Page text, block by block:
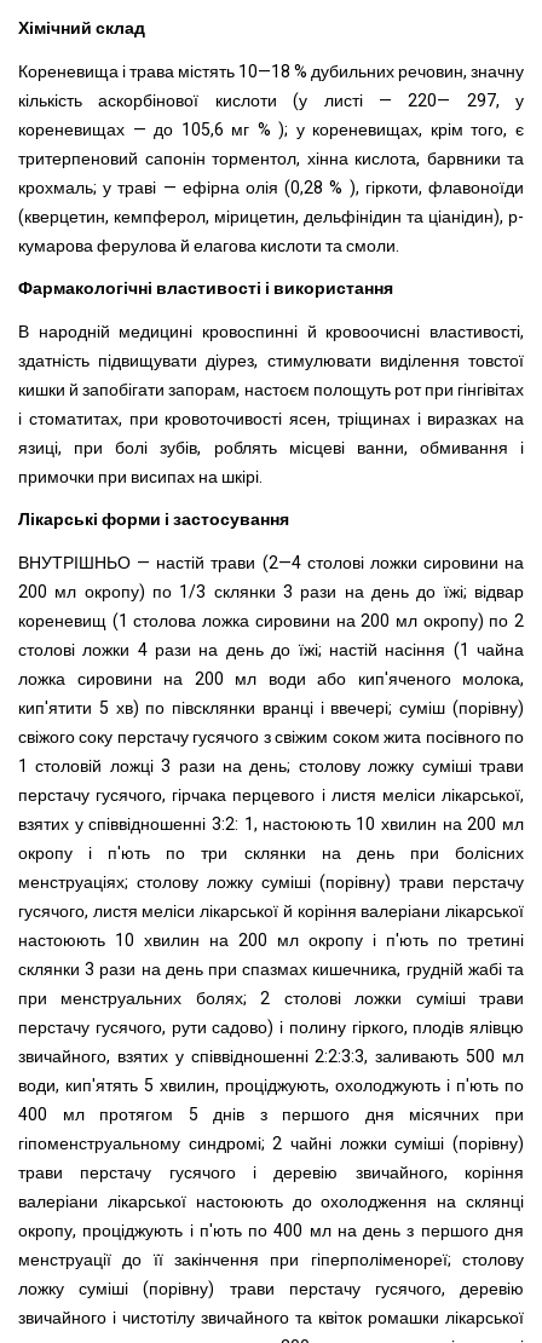
Хімічний склад
Кореневища і трава містять 10—18 % дубильних речовин, значну
кількість аскорбінової кислоти (у листі — 220— 297, у
кореневищах — до 105,6 мг % ); у кореневищах, крім того, є
тритерпеновий сапонін торментол, хінна кислота, барвники та
крохмаль; у траві — ефірна олія (0,28 % ), гіркоти, флавоноїди
(кверцетин, кемпферол, мірицетин, дельфінідин та ціанідин), р-
кумарова ферулова й елагова кислоти та смоли.
Фармакологічні властивості і використання
В народній медицині кровоспинні й кровоочисні властивості,
здатність підвищувати діурез, стимулювати виділення товстої
кишки й запобігати запорам, настоєм полощуть рот при гінгівітах
і стоматитах, при кровоточивості ясен, тріщинах і виразках на
язиці, при болі зубів, роблять місцеві ванни, обмивання і
примочки при висипах на шкірі.
Лікарські форми і застосування
ВНУТРІШНЬО — настій трави (2—4 столові ложки сировини на
200 мл окропу) по 1/3 склянки 3 рази на день до їжі; відвар
кореневищ (1 столова ложка сировини на 200 мл окропу) по 2
столові ложки 4 рази на день до їжі; настій насіння (1 чайна
ложка сировини на 200 мл води або кип'яченого молока,
кип'ятити 5 хв) по півсклянки вранці і ввечері; суміш (порівну)
свіжого соку перстачу гусячого з свіжим соком жита посівного по
1 столовій ложці 3 рази на день; столову ложку суміші трави
перстачу гусячого, гірчака перцевого і листя меліси лікарської,
взятих у співвідношенні 3:2: 1, настоюють 10 хвилин на 200 мл
окропу і п'ють по три склянки на день при болісних
менструаціях; столову ложку суміші (порівну) трави перстачу
гусячого, листя меліси лікарської й коріння валеріани лікарської
настоюють 10 хвилин на 200 мл окропу і п'ють по третині
склянки 3 рази на день при спазмах кишечника, грудній жабі та
при менструальних болях; 2 столові ложки суміші трави
перстачу гусячого, рути садово) і полину гіркого, плодів ялівцю
звичайного, взятих у співвідношенні 2:2:3:3, заливають 500 мл
води, кип'ятять 5 хвилин, проціджують, охолоджують і п'ють по
400 мл протягом 5 днів з першого дня місячних при
гіпоменструальному синдромі; 2 чайні ложки суміші (порівну)
трави перстачу гусячого і деревію звичайного, коріння
валеріани лікарської настоюють до охолодження на склянці
окропу, проціджують і п'ють по 400 мл на день з першого дня
менструації до її закінчення при гіперполіменореї; столову
ложку суміші (порівну) трави перстачу гусячого, деревію
звичайного і чистотілу звичайного та квіток ромашки лікарської